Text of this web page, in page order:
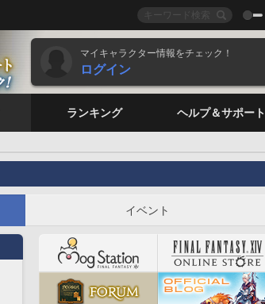
マイキャラクター情報をチェック！
ログイン
ランキング ヘルプ＆サポート
イベント